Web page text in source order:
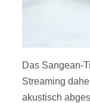
Das Sangean-
Streaming
akustisch